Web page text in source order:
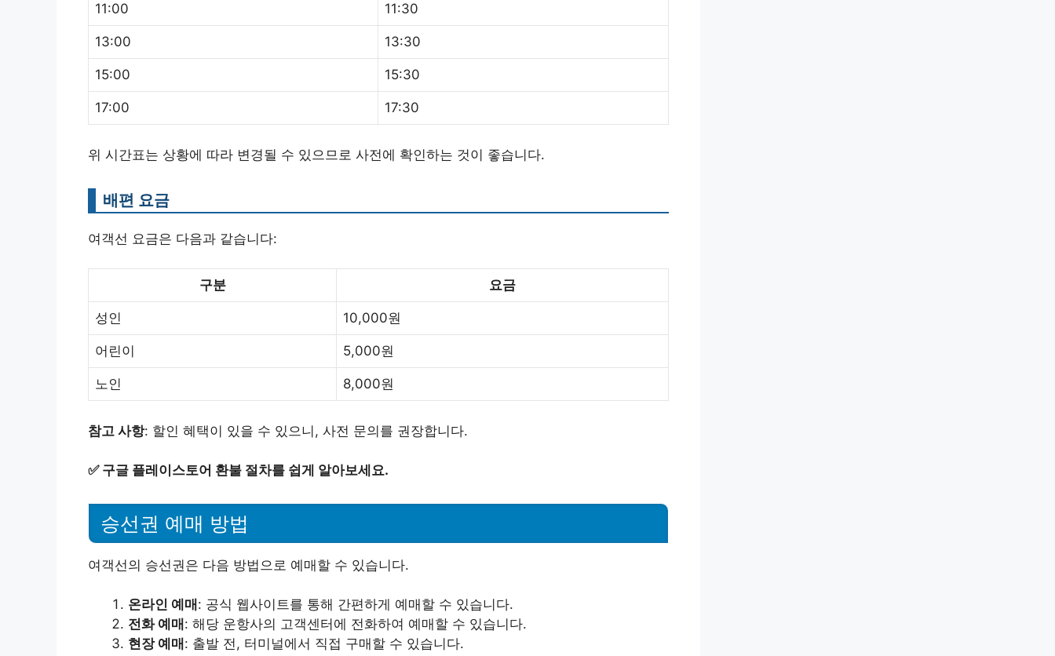
11:00 11:30
13:00 13:30
15:00 15:30
17:00 17:30
위 시간표는 상황에 따라 변경될 수 있으므로 사전에 확인하는 것이 좋습니다.
배편 요금
여객선 요금은 다음과 같습니다:
구분 요금
성인 10,000원
어린이 5,000원
노인 8,000원
참고 사항: 할인 혜택이 있을 수 있으니, 사전 문의를 권장합니다.
✅ 구글 플레이스토어 환불 절차를 쉽게 알아보세요.
승선권 예매 방법
여객선의 승선권은 다음 방법으로 예매할 수 있습니다.
온라인 예매 : 공식 웹사이트를 통해 간편하게 예매할 수 있습니다.
전화 예매 : 해당 운항사의 고객센터에 전화하여 예매할 수 있습니다.
현장 예매 : 출발 전, 터미널에서 직접 구매할 수 있습니다.